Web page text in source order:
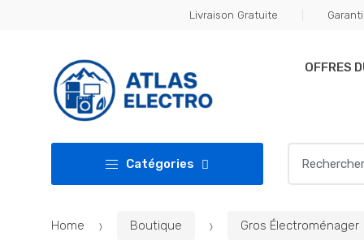
Livraison Gratuite
OFFRES
Catégories
for:
Home Boutique Gros Électroménager